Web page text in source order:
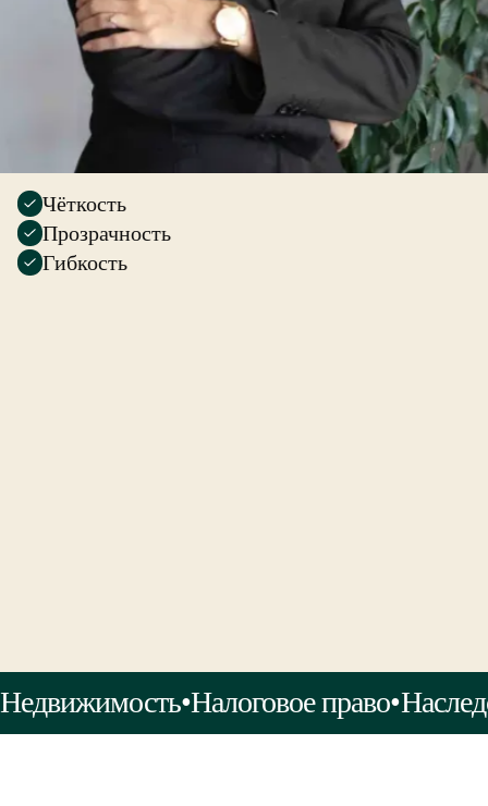
Чёткость
Прозрачность
Гибкость
Недвижимость•Налоговое право•